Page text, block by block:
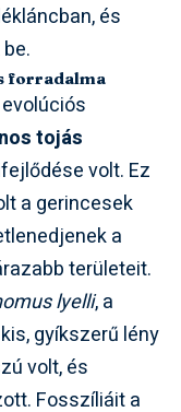
és
forradalma
tojás
volt. Ez
a gerincesek
a
területeit.
lyelli, a
gyíkszerű lény
volt, és
Fosszíliáit a